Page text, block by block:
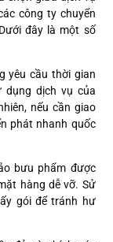
công ty chuyển
đây là một số
yêu cầu thời gian
dụng dịch vụ của
nếu cần giao
phát nhanh quốc
bưu phẩm được
hàng dễ vỡ. Sử
gói để tránh hư